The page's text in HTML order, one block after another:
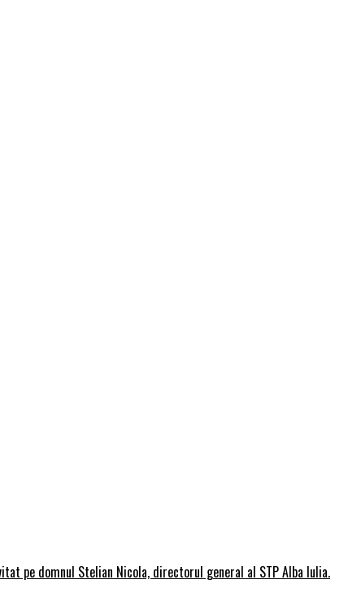
pe domnul Stelian Nicola, directorul general al STP Alba Iulia.